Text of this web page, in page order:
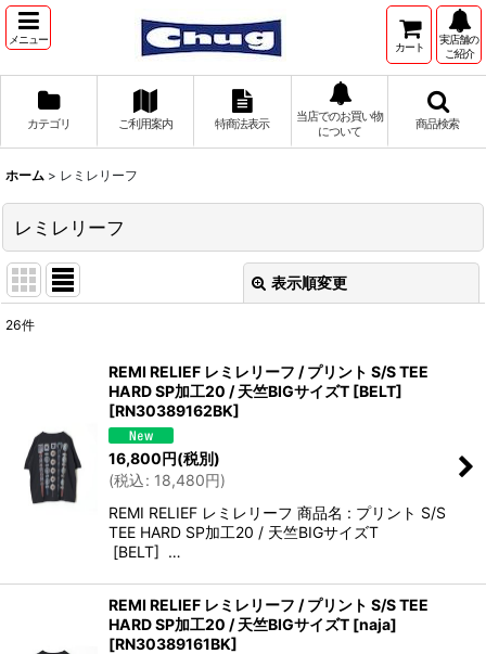
メニュー
カート
実店舗の
ご紹介
カテゴリ ご利用案内 特商法表示
当店でのお買い物
について
商品検索
ホーム > レミレリーフ
レミレリーフ
表示順変更
絞り込む
26件
REMI RELIEF レミレリーフ / プリント S/S TEE
HARD SP加工20 / 天竺BIGサイズT [BELT]
[RN30389162BK]
16,800円(税別)
(税込: 18,480円)
REMI RELIEF レミレリーフ 商品名 : プリント S/S
TEE HARD SP加工20 / 天竺BIGサイズT
[BELT] …
REMI RELIEF レミレリーフ / プリント S/S TEE
HARD SP加工20 / 天竺BIGサイズT [naja]
[RN30389161BK]